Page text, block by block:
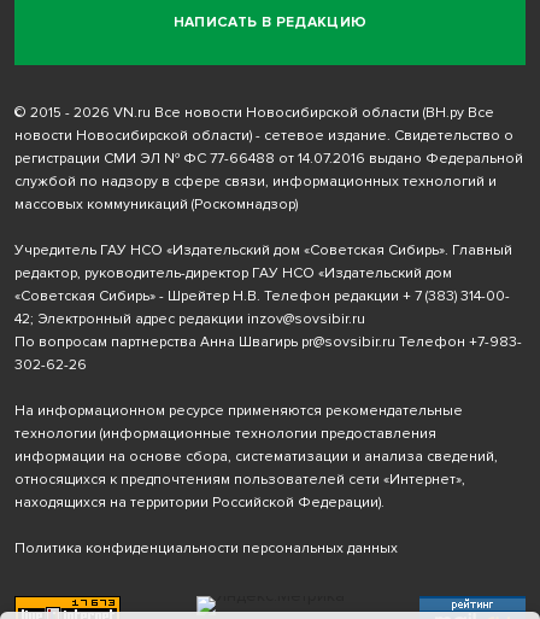
НАПИСАТЬ В РЕДАКЦИЮ
© 2015 - 2026 VN.ru Все новости Новосибирской области (ВН.ру Все
новости Новосибирской области) - сетевое издание. Свидетельство о
регистрации СМИ ЭЛ № ФС 77-66488 от 14.07.2016 выдано Федеральной
службой по надзору в сфере связи, информационных технологий и
массовых коммуникаций (Роскомнадзор)
Учредитель ГАУ НСО «Издательский дом «Советская Сибирь». Главный
редактор, руководитель-директор ГАУ НСО «Издательский дом
«Советская Сибирь» - Шрейтер Н.В. Телефон редакции + 7 (383) 314-00-
42; Электронный адрес редакции inzov@sovsibir.ru
По вопросам партнерства Анна Швагирь pr@sovsibir.ru Телефон +7-983-
302-62-26
На информационном ресурсе применяются рекомендательные
технологии (информационные технологии предоставления
информации на основе сбора, систематизации и анализа сведений,
относящихся к предпочтениям пользователей сети «Интернет»,
находящихся на территории Российской Федерации).
Политика конфиденциальности персональных данных